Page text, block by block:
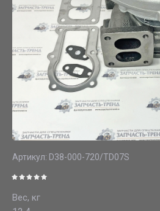
Артикул: D38-000-720/TD07S
Вес, кг